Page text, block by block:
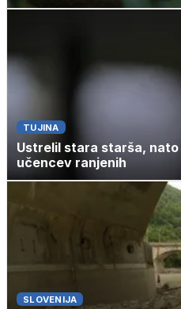
TUJINA
Ustrelil stara starša,
učencev ranjenih
SLOVENIJA